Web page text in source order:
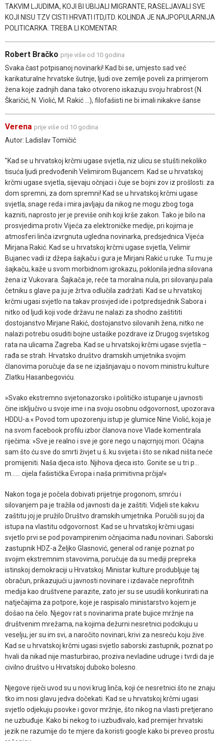
TAKVIM LJUDIMA, KOJI BI UBIJALI MIGRANTE, RASELJAVALI SVE
KOJI NISU TZV CISTI HRVATI ITD,ITD. KOLINDA JE NAJPOPULARNIJA
POLITICARKA. TREBA LI KOMENTAR.
Robert Bračko prije više od 10 godina
Svaka čast potpisanoj novinarki! Kad bi se, umjesto sad već
karikaturalne hrvatske šutnje, ljudi ove zemlje poveli za primjerom
žena koje zadnjih dana tako otvoreno iskazuju svoju hrabrost (N.
Škaričić, N. Violić, M. Rakić ...), filofašisti ne bi imali nikakve šanse
Verena prije više od 10 godina
Autor: Ladislav Tomičić
"Kad se u hrvatskoj krčmi ugase svjetla, niz ulicu se stušti nekoliko
tisuća ljudi predvođenih Velimirom Bujancem. Kad se u hrvatskoj
krčmi ugase svjetla, sijevaju očnjaci i čuje se bojni zov iz prošlosti: za
dom spremni, za dom spremni! Kad se u hrvatskoj krčmi ugase
svjetla, snage reda i mira javljaju da nikog ne mogu zbog toga
kazniti, naprosto jer je previše onih koji krše zakon. Tako je bilo na
prosvjedima protiv Vijeća za elektroničke medije, pri kojima je
atmosferi linča izvrgnuta ugledna novinarka, predsjednica Vijeća
Mirjana Rakić. Kad se u hrvatskoj krčmi ugase svjetla, Velimir
Bujanec vadi iz džepa šajkaču i gura je Mirjani Rakić u ruke. Tu mu je
šajkaču, kaže u svom morbidnom igrokazu, poklonila jedna silovana
žena iz Vukovara. Šajkača je, reče ta moralna nula, pri silovanju pala
četniku s glave pa ju je žrtva odlučila zadržati. Kad se u hrvatskoj
krčmi ugasi svjetlo na takav prosvjed ide i potpredsjednik Sabora i
nitko od ljudi koji vode državu ne nalazi za shodno zaštititi
dostojanstvo Mirjane Rakić, dostojanstvo silovanih žena, nitko ne
nalazi potrebu osuditi bojne ustaške pozdrave iz Drugog svjetskog
rata na ulicama Zagreba. Kad se u hrvatskoj krčmi ugase svjetla –
rađa se strah. Hrvatsko društvo dramskih umjetnika svojim
članovima poručuje da se ne izjašnjavaju o novom ministru kulture
Zlatku Hasanbegoviću.
»Svako ekstremno svjetonazorsko i političko istupanje u javnosti
čine isključivo u svoje ime i na svoju osobnu odgovornost, upozorava
HDDU-a.« Povod tom upozorenju istup je glumice Nine Violić, koja je
na svom facebook profilu izbor članova nove Vlade komentirala
riječima: »Sve je realno i sve je gore nego u najcrnjoj mori. Očajna
sam što ću sve do smrti živjet u š..ku svijeta i što se nikad ništa neće
promijeniti. Naša djeca isto. Njihova djeca isto. Gonite se u tri p...
m...... cijela fašistička Evropa i naša primitivna prčija!«
Nakon toga je počela dobivati prijetnje progonom, smrću i
silovanjem pa je tražila od javnosti da je zaštiti. Vidjeli ste kakvu
zaštitu joj je pružilo Društvo dramskih umjetnika. Poručili su joj da
istupa na vlastitu odgovornost. Kad se u hrvatskoj krčmi ugasi
svjetlo prvi se pod povampirenim očnjacima nađu novinari. Saborski
zastupnik HDZ-a Željko Glasnović, general od ranije poznat po
svojim ekstremnim stavovima, poručuje da su mediji prepreka
istinskoj demokraciji u Hrvatskoj. Ministar kulture produbljuje taj
obračun, prikazujući u javnosti novinare i izdavače neprofitnih
medija kao društvene parazite, zato jer su se usudili konkurirati na
natječajima za potpore, koje je raspisalo ministarstvo kojem je
došao na čelo. Njegov rat s novinarima prate bujice mržnje na
društvenim mrežama, na kojima dežurni nesretnici podcikuju u
veselju, jer su im svi, a naročito novinari, krivi za nesreću koju žive.
Kad se u hrvatskoj krčmi ugasi svjetlo saborski zastupnik, poznat po
hvali da nikad nije masturbirao, proziva nevladine udruge i tvrdi da je
civilno društvo u Hrvatskoj duboko bolesno.
Njegove riječi uvod su u novi krug linča, koji će nesretnici što ne znaju
tko im nosi glavu jedva dočekati. Kad se u hrvatskoj krčmi ugasi
svjetlo odjekuju psovke i govor mržnje, što nikog na vlasti pretjerano
ne uzbuđuje. Kako bi nekog to i uzbuđivalo, kad premijer hrvatski
jezik ne razumije do te mjere da koristi google kako bi preveo prostu